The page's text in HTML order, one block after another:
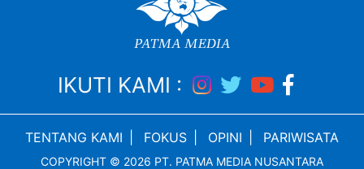
IKUTI KAMI :
TENTANG KAMI FOKUS OPINI PARIWISATA
COPYRIGHT © 2026 PT. PATMA MEDIA NUSANTARA